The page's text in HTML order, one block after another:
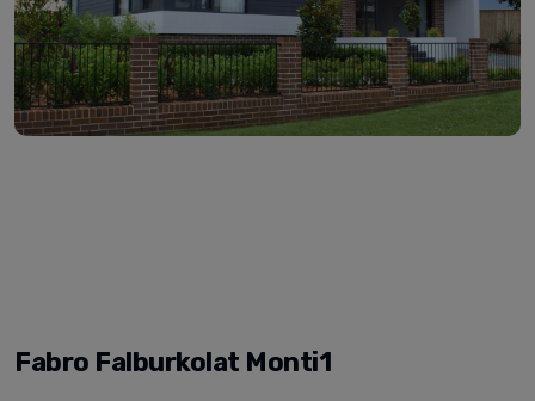
Fabro Falburkolat Monti1